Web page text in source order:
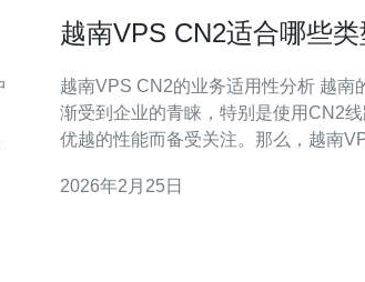
越南VPS CN2适合哪些
越南VPS CN2的业务适用性分析 越南的VPS服务近年来逐
渐受到企业的青睐，特别是使用CN2
优越的性能而备受关注。那么，越南
VPS CN2的三大精华： 适合需要高速度和稳定性的在线业
2026年2月25日